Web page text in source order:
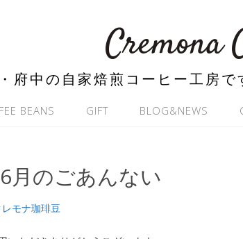
Cremona
府中の自家焙煎コーヒー工房
BEANS GIFT BLOG&NEWS
月のごあんない
レモナ珈琲豆